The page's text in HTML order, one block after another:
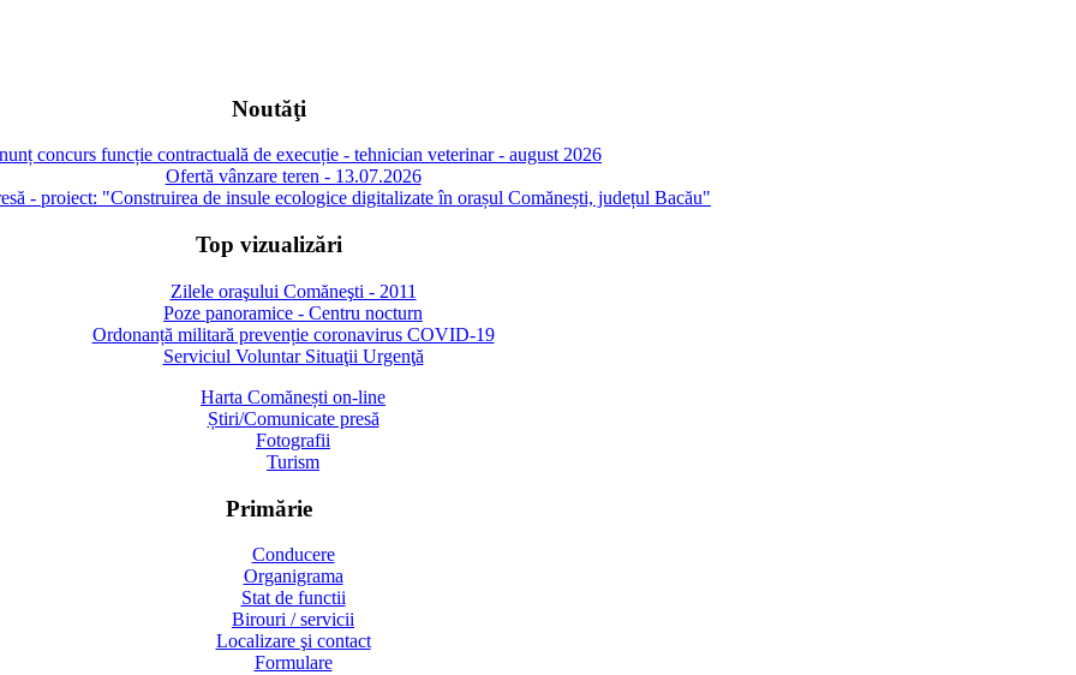
Noutăţi
concurs funcție contractuală de execuție - tehnician veterinar - august 2026
Ofertă vânzare teren - 13.07.2026
- proiect: "Construirea de insule ecologice digitalizate în orașul Comănești, județul Bacău"
Top vizualizări
Zilele oraşului Comăneşti - 2011
Poze panoramice - Centru nocturn
Ordonanță militară prevenție coronavirus COVID-19
Serviciul Voluntar Situaţii Urgenţă
Harta Comănești on-line
Știri/Comunicate presă
Fotografii
Turism
Primărie
Conducere
Organigrama
Stat de functii
Birouri / servicii
Localizare şi contact
Formulare